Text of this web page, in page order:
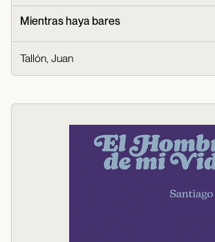
Mientras haya bares
Tallón, Juan